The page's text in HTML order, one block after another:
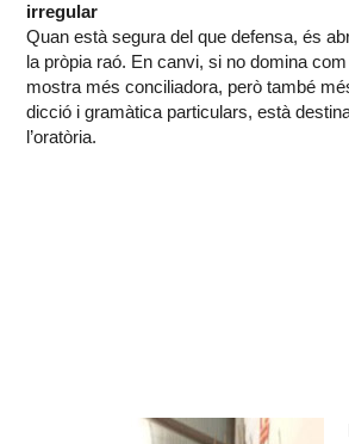
irregular
Quan està segura del que defensa, és
la pròpia raó. En canvi, si no domina
mostra més conciliadora, però també
dicció i gramàtica particulars, està
l’oratòria.